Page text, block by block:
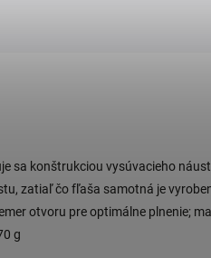
sa konštrukciou vysúvacieho
zatiaľ čo fľaša samotná je
otvoru pre optimálne plnenie;
g